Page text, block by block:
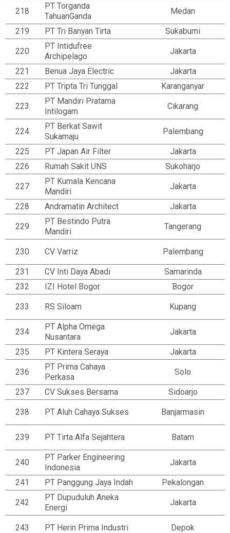
218
PT Torganda
TahuanGanda
Medan
219 PT Tri Banyan Tirta Sukabumi
220
PT Intidufree
Archipelago
Jakarta
221 Benua Jaya Electric
Jakarta
222
PT Tripta Tri Tunggal Karanganyar
223
PT Mandiri Pratama
Intilogam
Cikarang
224
PT Berkat Sawit
Sukamaju
Palembang
225 PT Japan Air Filter
Jakarta
226
Rumah Sakit UNS Sukoharjo
227
PT Kumala Kencana
Mandiri
Jakarta
228 Andramatin Architect Jakarta
229
PT Bestindo Putra
Mandiri
Tangerang
230 CV Varriz Palembang
231 CV Inti Daya Abadi
Samarinda
232
IZI Hotel Bogor Bogor
233 RS Siloam Kupang
234
PT Alpha Omega
Nusantara
Jakarta
235 PT Kintera Seraya Jakarta
236
PT Prima Cahaya
Perkasa
Solo
237 CV Sukses Bersama Sidoarjo
238 PT Aluh Cahaya Sukses Banjarmasin
239 PT Tirta Alfa Sejahtera Batam
240
PT Parker Engineering
Indonesia
Jakarta
241 PT Panggung Jaya Indah Pekalongan
242
PT Dupuduluh Aneka
Energi
Jakarta
243 PT Herin Prima Industri Depok